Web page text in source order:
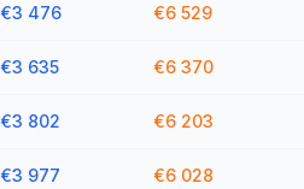
€3 476 €6 529
€3 635 €6 370
€3 802 €6 203
€3 977 €6 028